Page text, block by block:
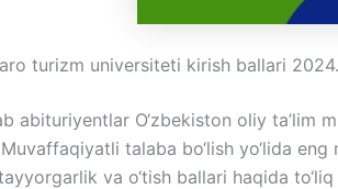
turizm universiteti kirish ballari 2024.
abituriyentlar O‘zbekiston oliy ta’lim
talaba bo‘lish yo‘lida
va o‘tish ballari haqida